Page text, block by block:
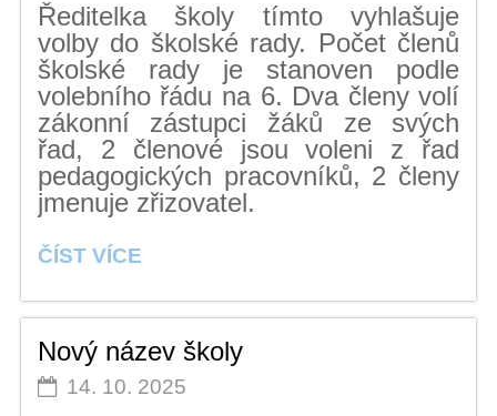
Ředitelka školy tímto vyhlašuje
volby do školské rady. Počet členů
školské rady je stanoven podle
volebního řádu na 6. Dva členy volí
zákonní zástupci žáků ze svých
řad, 2 členové jsou voleni z řad
pedagogických pracovníků, 2 členy
jmenuje zřizovatel.
VOLBY
ŠKOLSKÉ
ČÍST VÍCE
Nový název školy
14. 10. 2025